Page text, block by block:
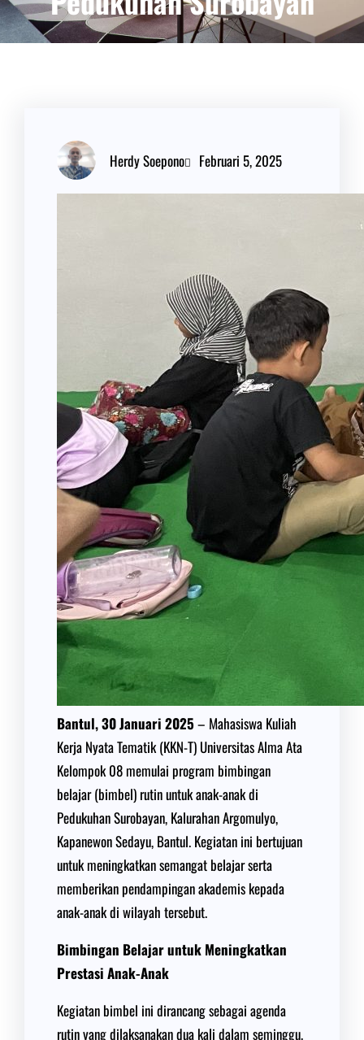
Herdy Soepono Februari 5, 2025
Bantul, 30 Januari 2025 – Mahasiswa Kuliah
Kerja Nyata Tematik (KKN-T) Universitas Alma Ata
Kelompok 08 memulai program bimbingan
belajar (bimbel) rutin untuk anak-anak di
Pedukuhan Surobayan, Kalurahan Argomulyo,
Kapanewon Sedayu, Bantul. Kegiatan ini bertujuan
untuk meningkatkan semangat belajar serta
memberikan pendampingan akademis kepada
anak-anak di wilayah tersebut.
Bimbingan Belajar untuk Meningkatkan
Prestasi Anak-Anak
Kegiatan bimbel ini dirancang sebagai agenda
rutin yang dilaksanakan dua kali dalam seminggu.